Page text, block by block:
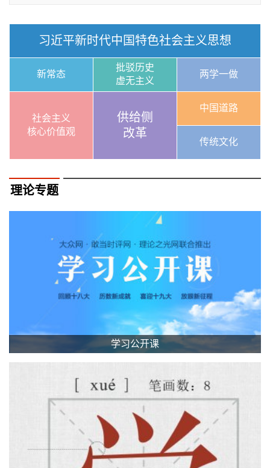
习近平新时代中国特色社会主义思想
新常态
批驳历史
虚无主义
两学一做
社会主义
核心价值观
供给侧
改革
中国道路
传统文化
理论专题
学习公开课